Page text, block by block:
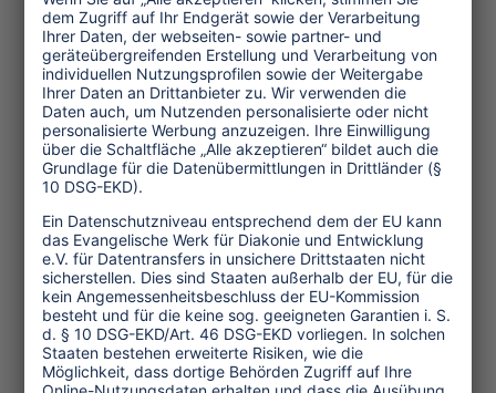
Menschenrechte
Unternehmensverantwortung
Service und Tipps
One Planet Guide für faires
Reisen